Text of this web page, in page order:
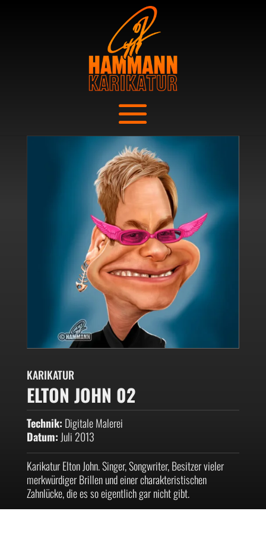
KARIKATUR
ELTON JOHN 02
Technik: Digitale Malerei
Datum: Juli 2013
Karikatur Elton John. Singer, Songwriter, Besitzer vieler
merkwürdiger Brillen und einer charakteristischen
Zahnlücke, die es so eigentlich gar nicht gibt.